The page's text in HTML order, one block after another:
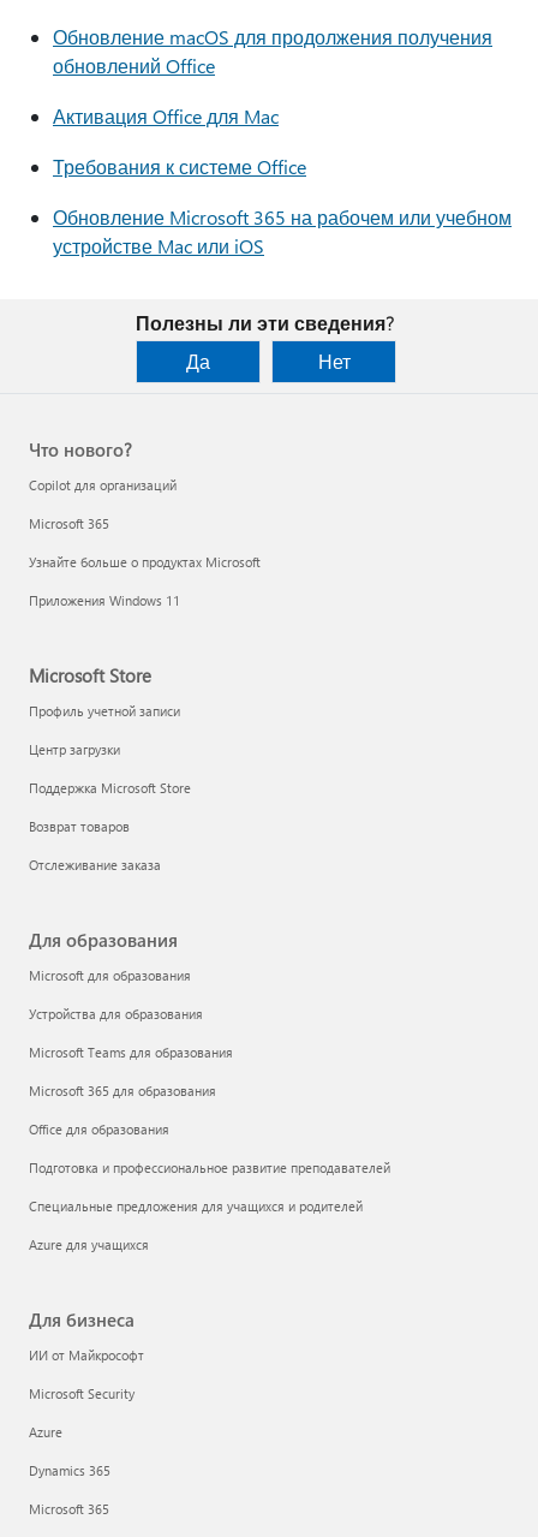
Обновление macOS для продолжения получения
обновлений Office
Активация Office для Mac
Требования к системе Office
Обновление Microsoft 365 на рабочем или учебном
устройстве Mac или iOS
Полезны ли эти сведения?
Да
Нет
Что нового?
Copilot для организаций
Microsoft 365
Узнайте больше о продуктах Microsoft
Приложения Windows 11
Microsoft Store
Профиль учетной записи
Центр загрузки
Поддержка Microsoft Store
Возврат товаров
Отслеживание заказа
Для образования
Microsoft для образования
Устройства для образования
Microsoft Teams для образования
Microsoft 365 для образования
Office для образования
Подготовка и профессиональное развитие преподавателей
Специальные предложения для учащихся и родителей
Azure для учащихся
Для бизнеса
ИИ от Майкрософт
Microsoft Security
Azure
Dynamics 365
Microsoft 365